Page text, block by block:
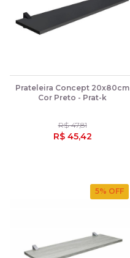
Prateleira Concept 20x80cm
Cor Preto - Prat-k
R$ 47,81
R$ 45,42
5% OFF